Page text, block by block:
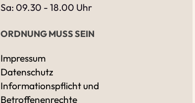
Sa: 09.30 - 18.00 Uhr
ORDNUNG MUSS SEIN
Impressum
Datenschutz
Informationspflicht und
Betroffenenrechte